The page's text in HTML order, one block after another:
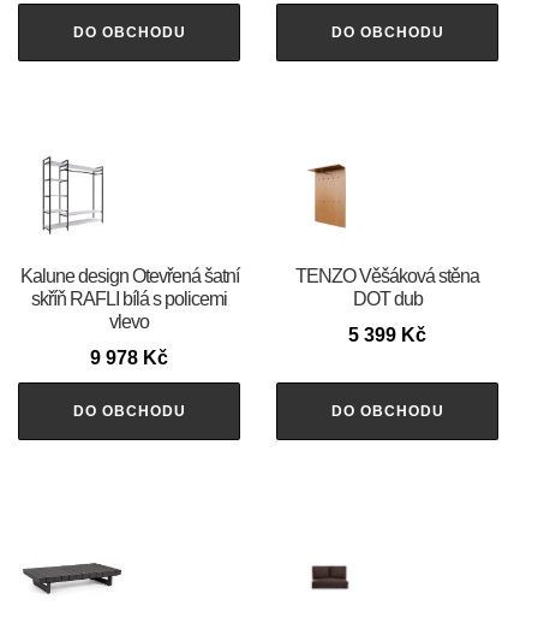
DO OBCHODU DO OBCHODU
Kalune design Otevřená šatní
skříň RAFLI bílá s policemi
vlevo
9 978 Kč
DO OBCHODU
TENZO Věšáková stěna
DOT dub
5 399 Kč
DO OBCHODU